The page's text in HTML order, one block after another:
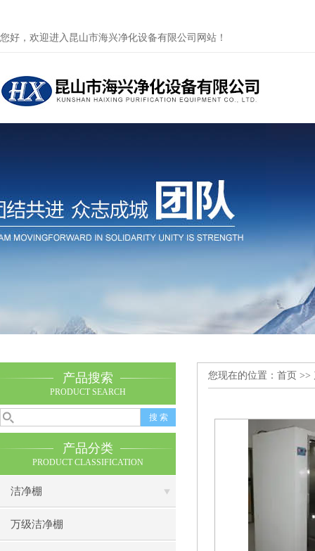
您好，欢迎进入昆山市海兴净化设备有限公司网站！
产品搜索
PRODUCT SEARCH
产品分类
PRODUCT CLASSIFICATION
洁净棚
万级洁净棚
您现在的位置： 首页 >>